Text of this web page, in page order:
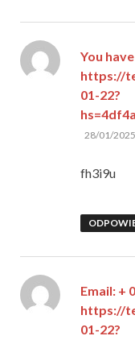
You
https://
01-22?
pisze:
28/01/
fh3i9u
Email: +
https://
01-22?